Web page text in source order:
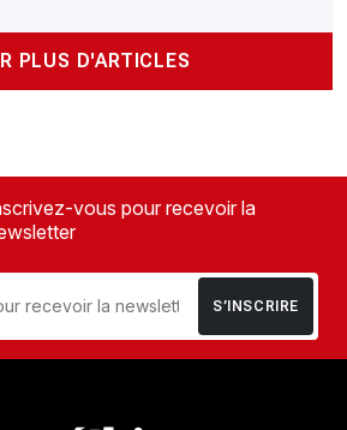
PLUS D'ARTICLES
vous pour recevoir la
S’INSCRIRE